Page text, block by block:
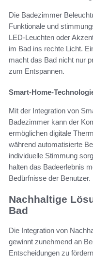
Die Badezimmer
Funktionale und
LED-Leuchten oder
im Bad ins rechte Licht.
macht das Bad nicht nur
zum Entspannen.
Smart-Home-
Mit der Integration von
Badezimmer kann der
ermöglichen digitale
während automatisierte
individuelle Stimmung
halten das Badeerlebnis
Bedürfnisse der Benutzer.
Nachhaltige
Bad
Die Integration von
gewinnt zunehmend an
Entscheidungen zu